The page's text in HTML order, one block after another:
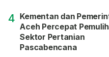
4 Kementan dan
Aceh Percepat
Sektor Pertanian
Pascabencana